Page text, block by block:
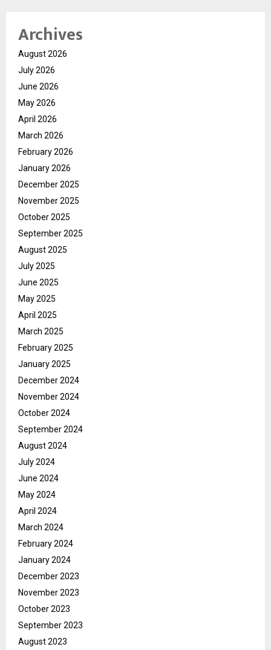
Archives
August 2026
July 2026
June 2026
May 2026
April 2026
March 2026
February 2026
January 2026
December 2025
November 2025
October 2025
September 2025
August 2025
July 2025
June 2025
May 2025
April 2025
March 2025
February 2025
January 2025
December 2024
November 2024
October 2024
September 2024
August 2024
July 2024
June 2024
May 2024
April 2024
March 2024
February 2024
January 2024
December 2023
November 2023
October 2023
September 2023
August 2023